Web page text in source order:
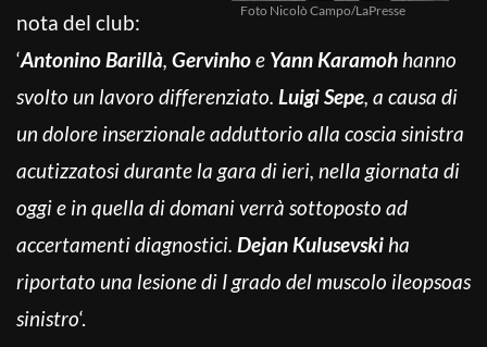
Foto Nicolò Campo/LaPresse
nota del club:
‘Antonino Barillà, Gervinhoe Yann Karamoh hanno
svolto un lavoro differenziato. Luigi Sepe, a causa di
un dolore inserzionale adduttorio alla coscia sinistra
acutizzatosi durante la gara di ieri, nella giornata di
oggi e in quella di domani verrà sottoposto ad
accertamenti diagnostici. Dejan Kulusevski ha
riportato una lesione di I grado del muscolo ileopsoas
sinistro‘.